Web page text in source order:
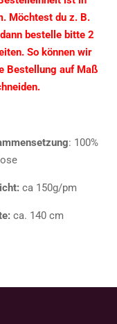
Möchtest du z. B.
bestelle bitte 2
So können wir
Bestellung auf Maß
: 100%
ca 150g/pm
ca. 140 cm